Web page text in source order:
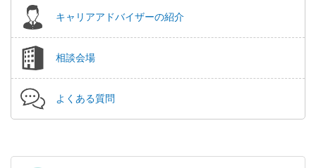
キャリアアドバイザーの紹介
相談会場
よくある質問